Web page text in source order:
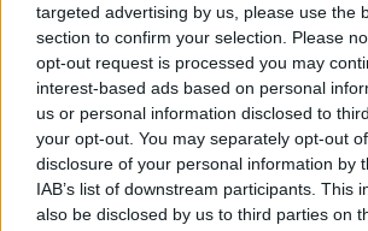
targeted advertising by us, please use the
section to confirm your selection. Please
opt-out request is processed you may
interest-based ads based on personal
us or personal information disclosed to
your opt-out. You may separately opt-out
disclosure of your personal information by
IAB’s list of downstream participants. This
also be disclosed by us to third parties on